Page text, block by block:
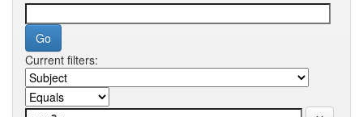
Current filters: